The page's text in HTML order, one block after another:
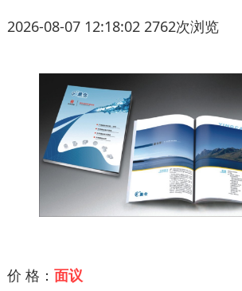
2026-08-07 12:18:02 2762次浏览
价 格： 面议